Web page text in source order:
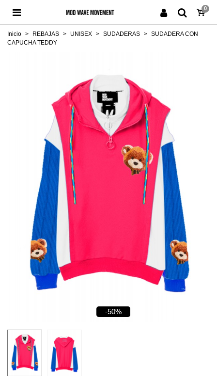
0
Inicio > REBAJAS > UNISEX > SUDADERAS > SUDADERA CON
CAPUCHA TEDDY
-50%